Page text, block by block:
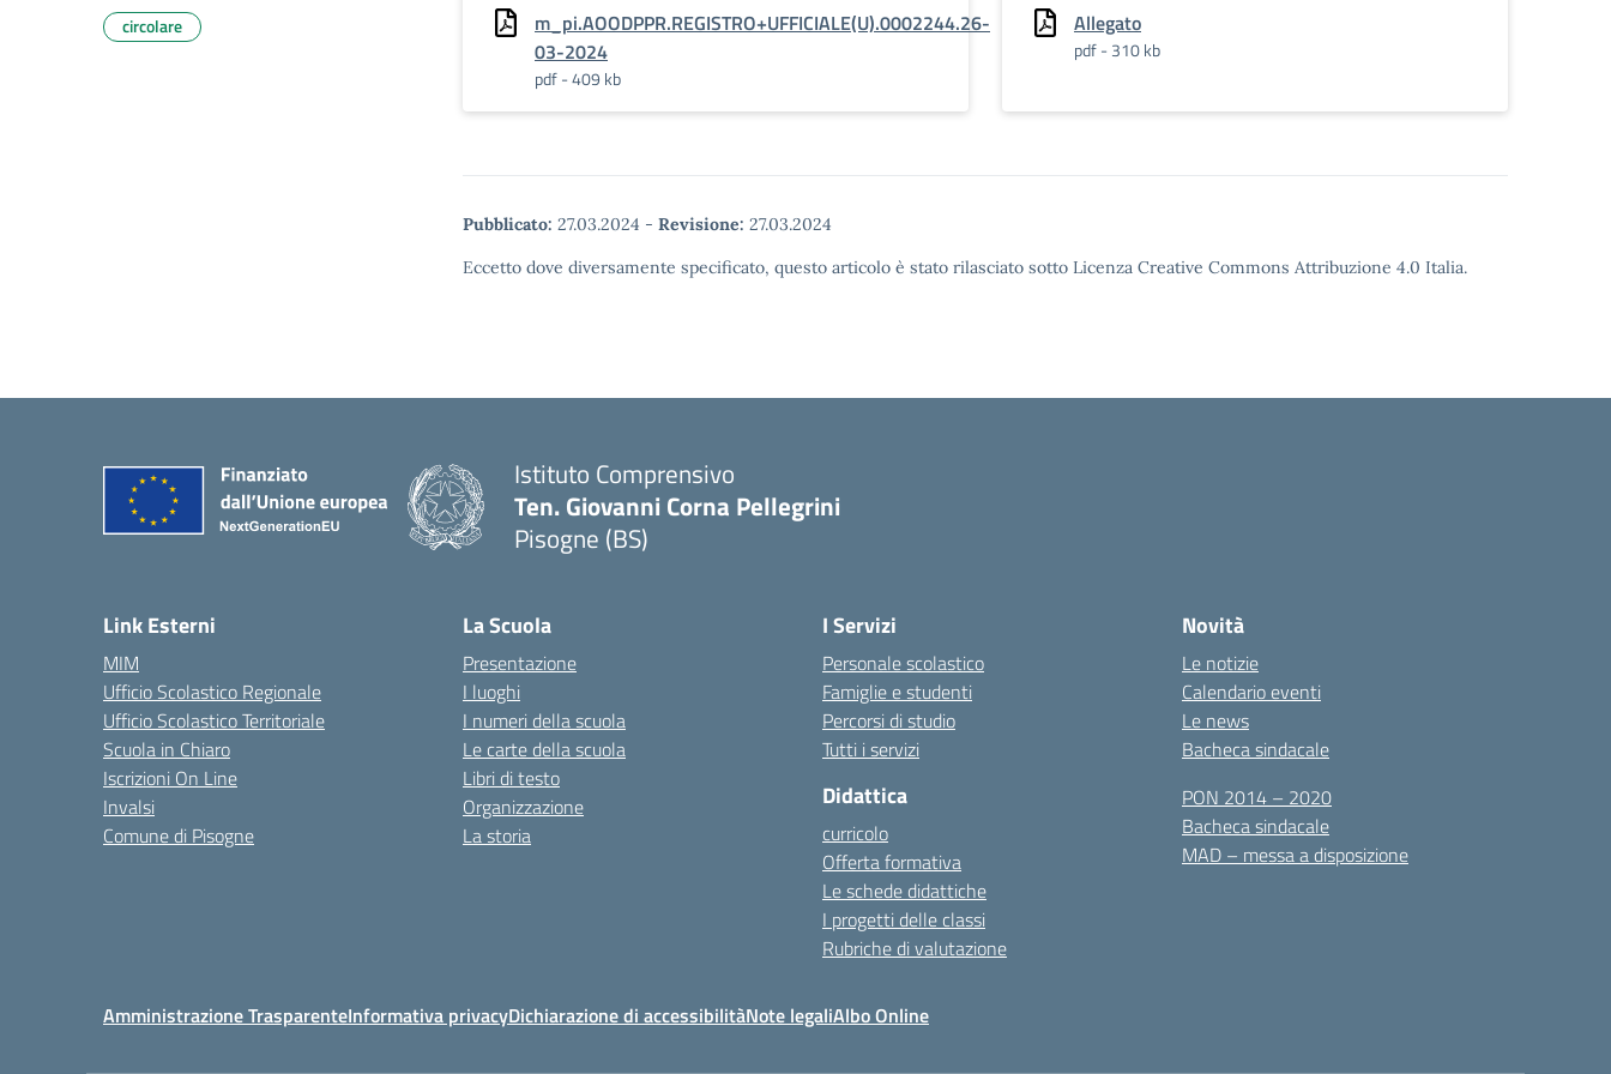
m_pi.AOODPPR.REGISTRO+UFFICIALE(U).0002244.26-
03-2024
pdf - 409 kb
Allegato
pdf - 310 kb
Pubblicato: 27.03.2024 - Revisione: 27.03.2024
Eccetto dove diversamente specificato, questo articolo è stato rilasciato sotto Licenza Creative Commons Attribuzione 4.0 Italia.
circolare
Istituto Comprensivo
Ten. Giovanni Corna Pellegrini
Pisogne (BS)
Link Esterni
MIM
Ufficio Scolastico Regionale
Ufficio Scolastico Territoriale
Scuola in Chiaro
Iscrizioni On Line
Invalsi
Comune di Pisogne
La Scuola
Presentazione
I luoghi
I numeri della scuola
Le carte della scuola
Libri di testo
Organizzazione
La storia
I Servizi
Personale scolastico
Famiglie e studenti
Percorsi di studio
Tutti i servizi
Didattica
curricolo
Offerta formativa
Le schede didattiche
I progetti delle classi
Rubriche di valutazione
Novità
Le notizie
Calendario eventi
Le news
Bacheca sindacale
PON 2014 – 2020
Bacheca sindacale
MAD – messa a disposizione
Amministrazione TrasparenteInformativa privacyDichiarazione di accessibilitàNote legaliAlbo Online